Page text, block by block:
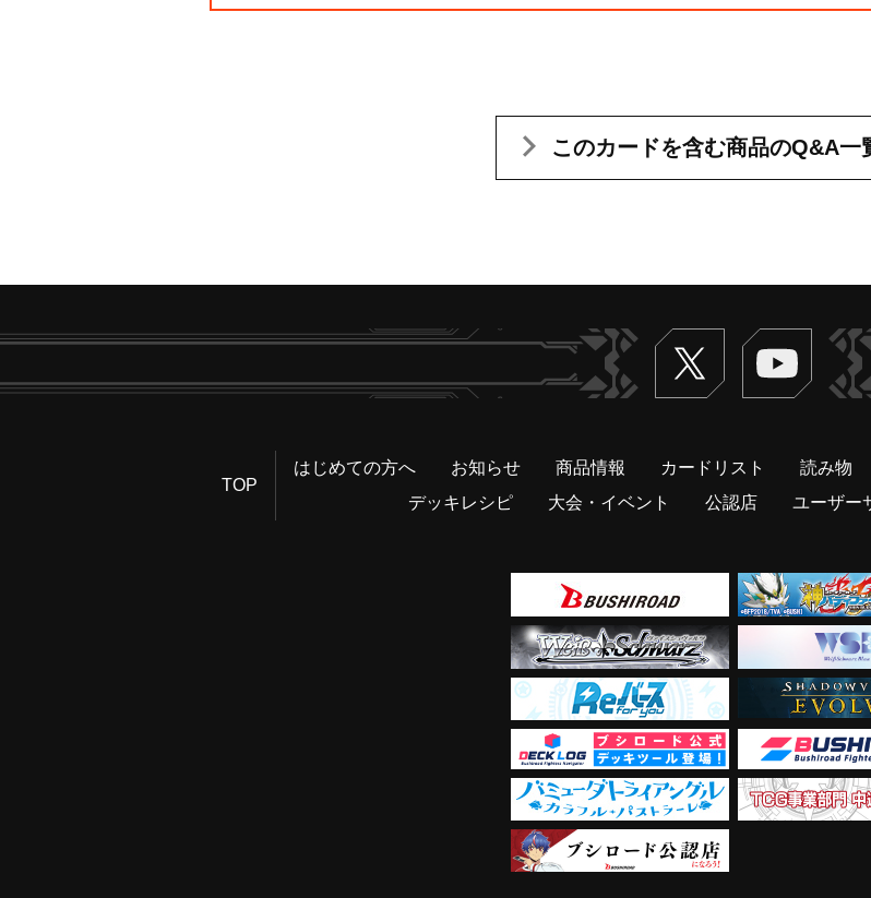
このカードを含む商品のQ&A一
Twitter ヴァ
TOP
はじめての方へ お知らせ 商品情報 カードリスト 読み物
デッキレシピ
大会・イベント 公認店 ユーザー